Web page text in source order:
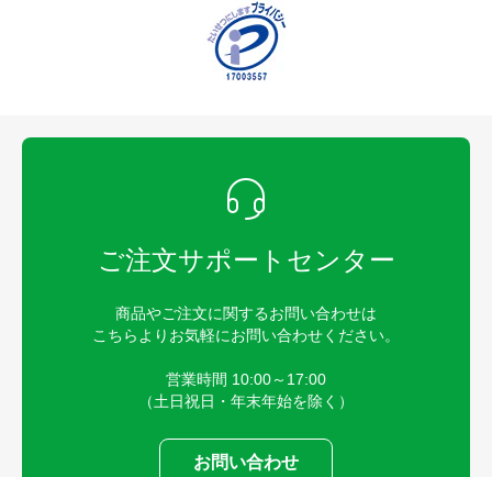
ご注文サポートセンター
商品やご注文に関するお問い合わせは
こちらよりお気軽にお問い合わせください。
営業時間 10:00～17:00
（土日祝日・年末年始を除く）
お問い合わせ